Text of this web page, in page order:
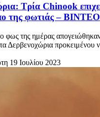
Τρία Chinook
της φωτιάς – ΒΙΝΤΕΟ
φως της ημέρας
Δερβενοχώρια προκειμένου
19 Ιουλίου 2023